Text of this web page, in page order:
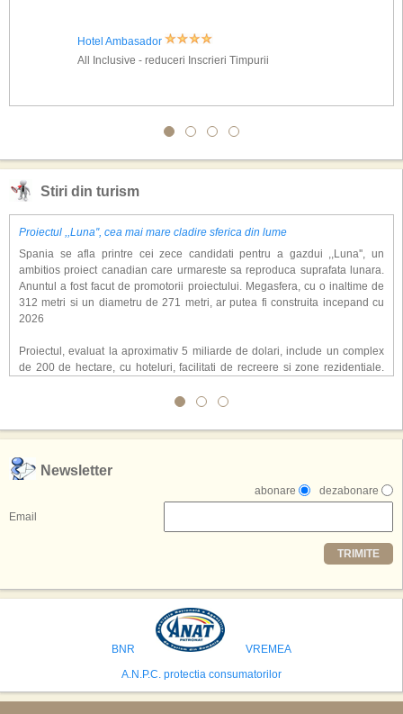
Hotel Ambasador
All Inclusive - reduceri Inscrieri Timpurii
Stiri din turism
Proiectul ,,Luna'', cea mai mare cladire sferica din lume
Spania se afla printre cei zece candidati pentru a gazdui ,,Luna'', un
ambitios proiect canadian care urmareste sa reproduca suprafata lunara.
Anuntul a fost facut de promotorii proiectului. Megasfera, cu o inaltime de
312 metri si un diametru de 271 metri, ar putea fi construita incepand cu
2026
Proiectul, evaluat la aproximativ 5 miliarde de dolari, include un complex
de 200 de hectare, cu hoteluri, facilitati de recreere si zone rezidentiale.
atragerea a pana la 10 milioane de turisti anual. �Luna� ar putea deveni
exclusiv simularea suprafetei lunare.
,,Credem ca exista sanse mari sa anuntam nu doar o locatie, ci poate mai
multe'', a declarat Michael R. Henderson, cofondator al Moon World
Resorts, citat de Gulf News. Potrivit acestuia, 2026 ar putea deveni un an
decisiv pentru reali zarea proiectului.
Printre celelalte tari care concureaza pentru a gazdui aceasta constructie
se numara Australia, Brazilia, China, Egipt, India, Polonia, Thailanda,
avea cele mai mari sanse de a castiga licitatia. Totusi, Spania, care se
preconizeaza ca va deveni a doua cea mai vizitata tara din lume in 2025,
isi bazeaza oferta pe infrastructura turistica solida si capacitatea hoteliera."
Newsletter
dezabonare
abonare
Email
TRIMITE
BNR
VREMEA
A.N.P.C. protectia consumatorilor